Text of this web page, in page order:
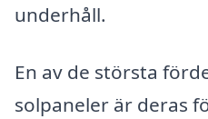
underhåll.
En av de största
solpaneler är deras